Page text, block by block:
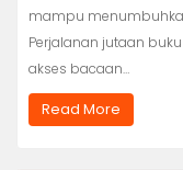
mampu
Perjalanan jutaan
akses bacaan…
Read More